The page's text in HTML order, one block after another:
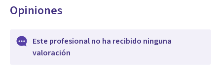
Opiniones
Este profesional no ha recibido ninguna
valoración